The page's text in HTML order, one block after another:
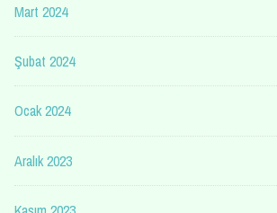
Mart 2024
Şubat 2024
Ocak 2024
Aralık 2023